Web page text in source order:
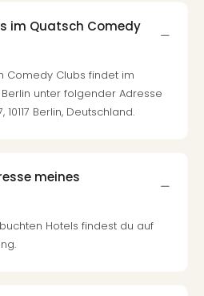
im Quatsch Comedy
Comedy Clubs findet im
unter folgender Adresse
Berlin, Deutschland.
meines
Hotels findest du auf